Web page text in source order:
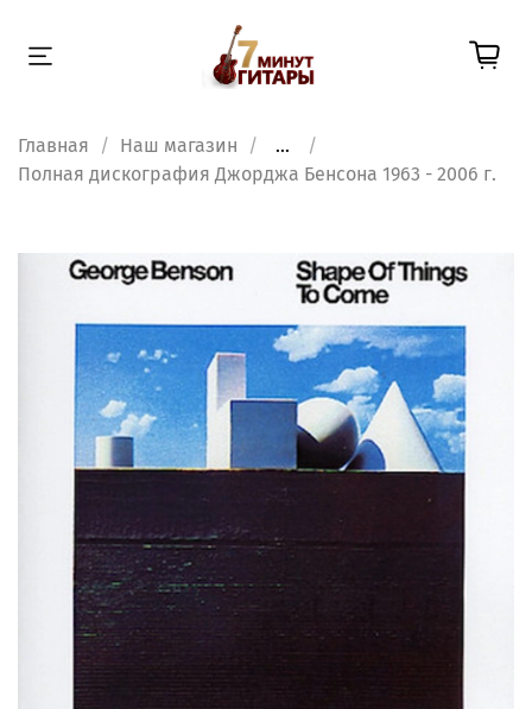
Главная Наш магазин
...
Полная дискография Джорджа Бенсона 1963 - 2006 г.